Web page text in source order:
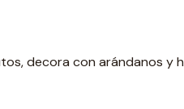
decora con arándanos y